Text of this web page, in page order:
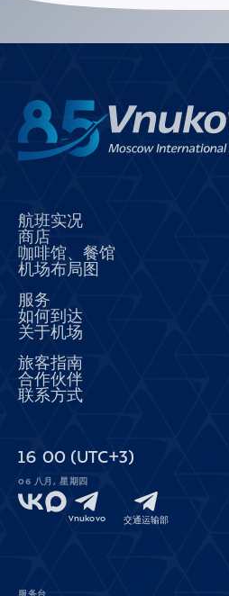
航班实况
商店
咖啡馆、餐馆
机场布局图
服务
如何到达
关于机场
旅客指南
合作伙伴
联系方式
16 00 (UTC+3)
06 八月, 星期四
Vnukovo 交通运输部